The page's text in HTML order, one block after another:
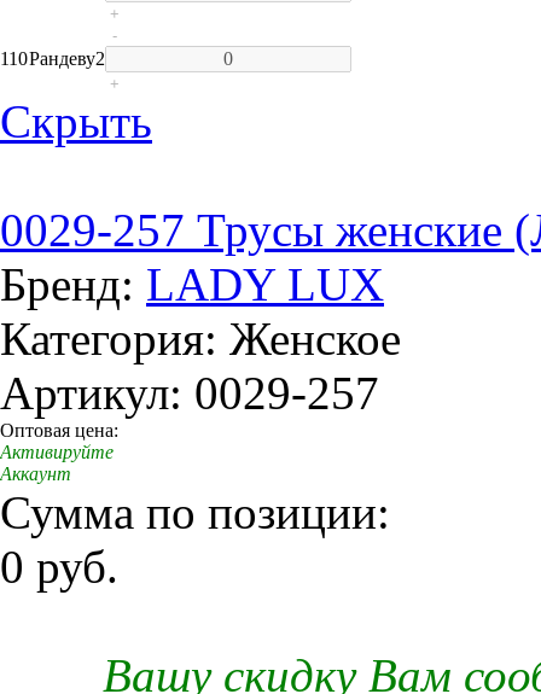
+
110Рандеву2
-
+
Скрыть
0029-257 Трусы женские
Бренд: LADY LUX
Категория: Женское
Артикул: 0029-257
Оптовая цена:
Активируйте
Аккаунт
Сумма по позиции:
0 руб.
Вашу скидку Вам